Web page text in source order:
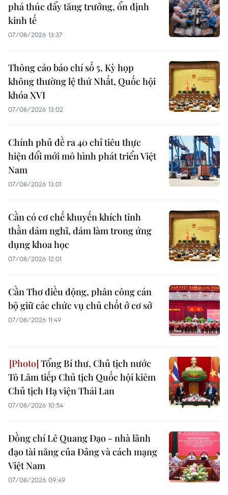
phá thúc đẩy tăng trưởng, ổn định
kinh tế
07/08/2026 13:37
Thông cáo báo chí số 5, Kỳ họp
không thường lệ thứ Nhất, Quốc hội
khóa XVI
07/08/2026 13:02
Chính phủ đề ra 40 chỉ tiêu thực
hiện đổi mới mô hình phát triển Việt
Nam
07/08/2026 13:01
Cần có cơ chế khuyến khích tinh
thần dám nghĩ, dám làm trong ứng
dụng khoa học
07/08/2026 12:01
Cần Thơ điều động, phân công cán
bộ giữ các chức vụ chủ chốt ở cơ sở
07/08/2026 11:49
Tổng Bí thư, Chủ tịch nước
Tô Lâm tiếp Chủ tịch Quốc hội kiêm
Chủ tịch Hạ viện Thái Lan
07/08/2026 10:54
Đồng chí Lê Quang Đạo - nhà lãnh
đạo tài năng của Đảng và cách mạng
Việt Nam
07/08/2026 09:49